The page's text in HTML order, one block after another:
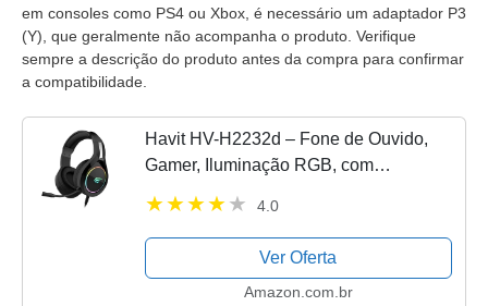
em consoles como PS4 ou Xbox, é necessário um adaptador P3
(Y), que geralmente não acompanha o produto. Verifique
sempre a descrição do produto antes da compra para confirmar
a compatibilidade.
Havit HV-H2232d – Fone de Ouvido,
Gamer, Iluminação RGB, com
3.5mm
4.0
Ver Oferta
Amazon.com.br